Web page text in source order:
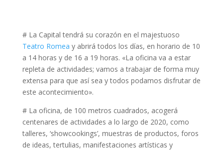
# La Capital tendrá su corazón en el majestuoso
Teatro Romea y abrirá todos los días, en horario de 10
a 14 horas y de 16 a 19 horas. «La oficina va a estar
repleta de actividades; vamos a trabajar de forma muy
extensa para que así sea y todos podamos disfrutar de
este acontecimiento».
# La oficina, de 100 metros cuadrados, acogerá
centenares de actividades a lo largo de 2020, como
talleres, ‘showcookings’, muestras de productos, foros
de ideas, tertulias, manifestaciones artísticas y